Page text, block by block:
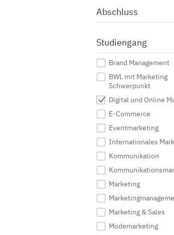
Abschluss
Studiengang
Brand Management
BWL mit Marketing
Schwerpunkt
Digital und Online
E-Commerce
Eventmarketing
Internationales
Kommunikation
Marketing
Marketing & Sales
Modemarketing